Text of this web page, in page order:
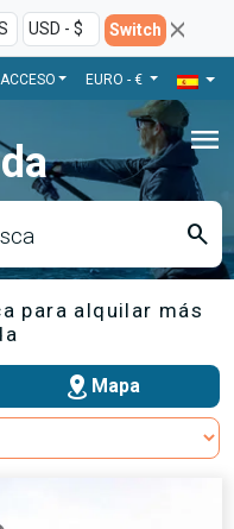
Switch
ACCESO EURO - €
menu
search
para alquilar más
Mapa